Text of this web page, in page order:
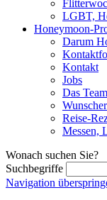
LGBT,
Honeymoon-
Darum
Kontakt
Jobs
Das Team
Reise-
Messen,
Wonach suchen Sie?
Suchbegriffe
Navigation